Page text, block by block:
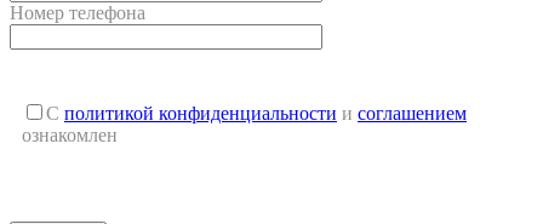
Номер телефона
С политикой конфиденциальности и соглашением
ознакомлен